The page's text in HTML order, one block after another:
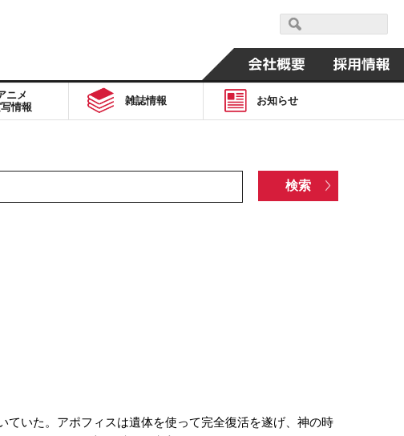
ニメ
情報
雑誌情報 お知らせ
いた。アポフィスは遺体を使って完全復活を遂げ、神の時